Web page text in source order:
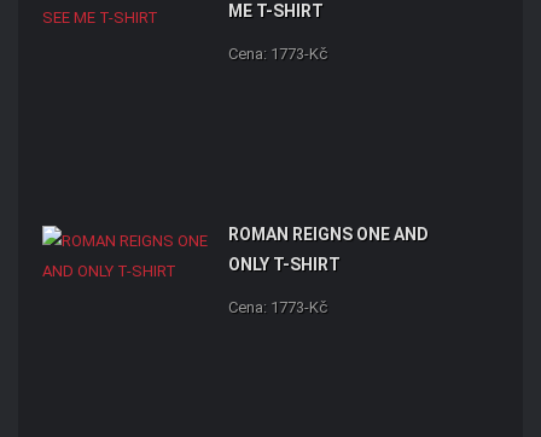
ME T-SHIRT
Cena: 1773-Kč
ROMAN REIGNS ONE AND
ONLY T-SHIRT
Cena: 1773-Kč